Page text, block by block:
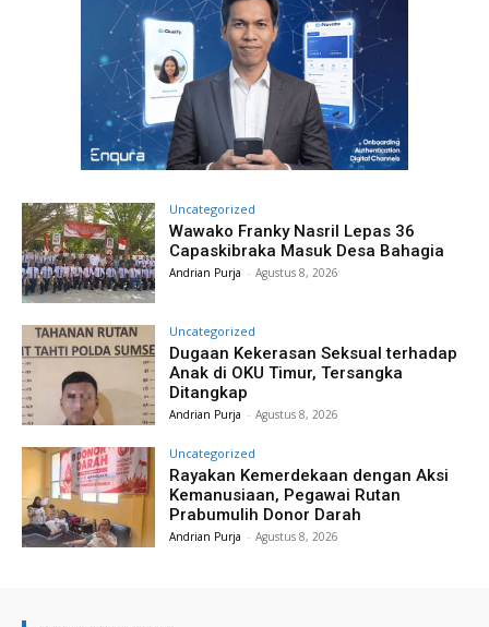
Uncategorized
Wawako Franky Nasril Lepas 36
Capaskibraka Masuk Desa Bahagia
Andrian Purja - Agustus 8, 2026
Uncategorized
Dugaan Kekerasan Seksual terhadap
Anak di OKU Timur, Tersangka
Ditangkap
Andrian Purja - Agustus 8, 2026
Uncategorized
Rayakan Kemerdekaan dengan Aksi
Kemanusiaan, Pegawai Rutan
Prabumulih Donor Darah
Andrian Purja - Agustus 8, 2026